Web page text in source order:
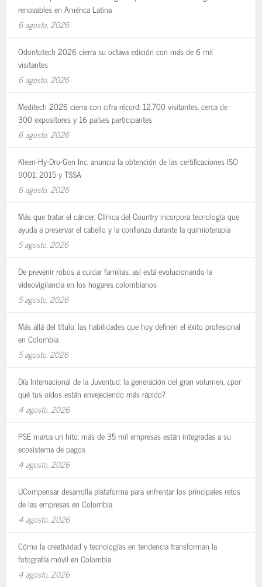
renovables en América Latina
6 agosto, 2026
Odontotech 2026 cierra su octava edición con más de 6 mil
visitantes
6 agosto, 2026
Meditech 2026 cierra con cifra récord: 12.700 visitantes, cerca de
300 expositores y 16 países participantes
6 agosto, 2026
Kleen-Hy-Dro-Gen Inc. anuncia la obtención de las certificaciones ISO
9001: 2015 y TSSA
6 agosto, 2026
Más que tratar el cáncer: Clínica del Country incorpora tecnología que
ayuda a preservar el cabello y la confianza durante la quimioterapia
5 agosto, 2026
De prevenir robos a cuidar familias: así está evolucionando la
videovigilancia en los hogares colombianos
5 agosto, 2026
Más allá del título: las habilidades que hoy definen el éxito profesional
en Colombia
5 agosto, 2026
Día Internacional de la Juventud: la generación del gran volumen, ¿por
qué tus oídos están envejeciendo más rápido?
4 agosto, 2026
PSE marca un hito: más de 35 mil empresas están integradas a su
ecosistema de pagos
4 agosto, 2026
UCompensar desarrolla plataforma para enfrentar los principales retos
de las empresas en Colombia
4 agosto, 2026
Cómo la creatividad y tecnologías en tendencia transforman la
fotografía móvil en Colombia
4 agosto, 2026